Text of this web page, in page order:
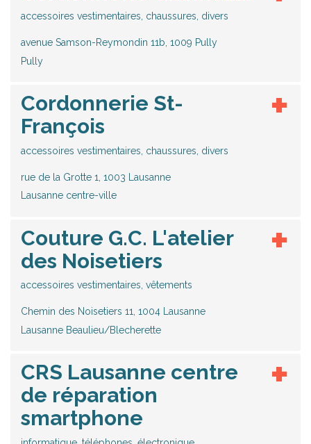
accessoires vestimentaires, chaussures, divers
avenue Samson-Reymondin 11b, 1009 Pully
Pully
Cordonnerie St-
François
accessoires vestimentaires, chaussures, divers
rue de la Grotte 1, 1003 Lausanne
Lausanne centre-ville
Couture G.C. L'atelier
des Noisetiers
accessoires vestimentaires, vêtements
Chemin des Noisetiers 11, 1004 Lausanne
Lausanne Beaulieu/Blecherette
CRS Lausanne centre
de réparation
smartphone